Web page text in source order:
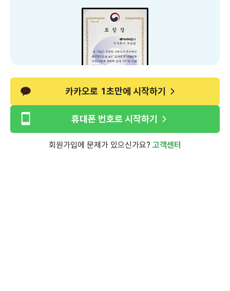
카카오로 1초만에 시작하기
휴대폰 번호로 시작하기
회원가입에 문제가 있으신가요? 고객센터